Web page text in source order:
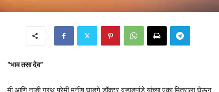
“भाव तसा देव”
मी आणि नाडी ग्रंथ प्रेमी मनीष घाडगे डॉक्टर वऱ्हाडपांडे यांच्या एका मित्राला घेऊन